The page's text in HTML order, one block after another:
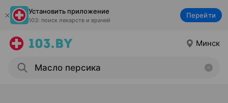
Установить приложение
103: поиск лекарств и врачей
Перейти
Минск